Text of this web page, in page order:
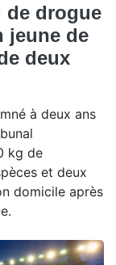
de drogue
jeune de
deux
à deux ans
kg de
et deux
domicile après